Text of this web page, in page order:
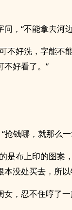
，“不能拿去河
不好洗，字能不
不好看了。”
抢钱哪，就那么
是布上印的图案
没处买去，所
，忍不住哼了一